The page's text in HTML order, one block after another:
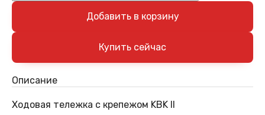
Добавить в корзину
Описание
Ходовая тележка с крепежом KBK II